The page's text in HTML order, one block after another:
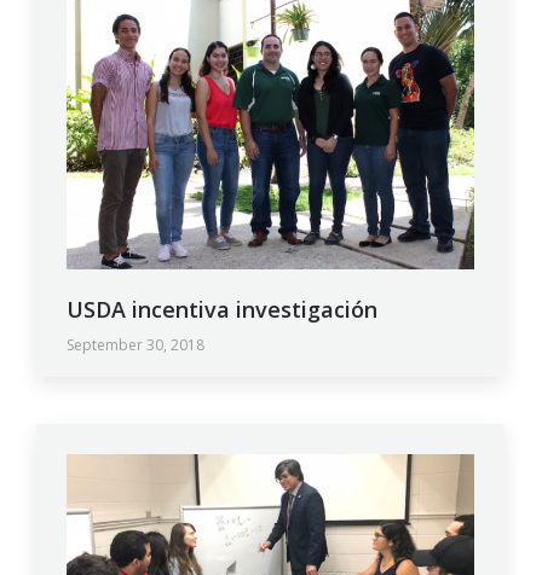
USDA incentiva investigación
September 30, 2018